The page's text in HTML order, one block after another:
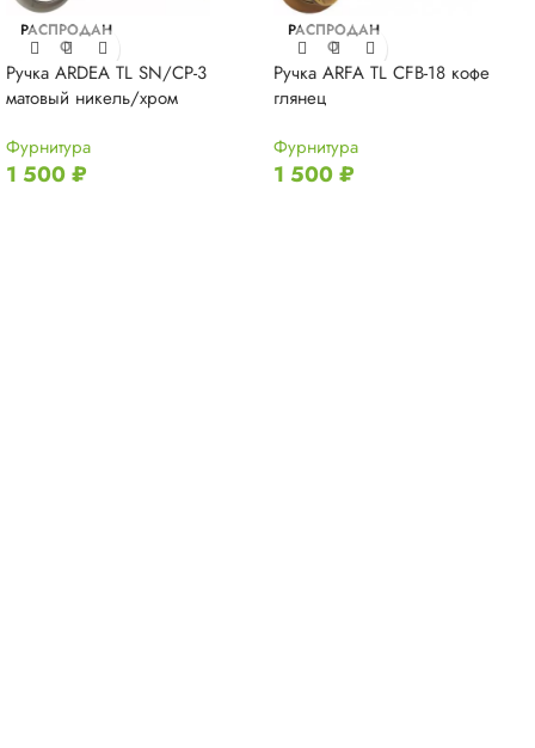
РАСПРОДАН
О
Ручка ARDEA TL SN/CP-3
матовый никель/хром
Фурнитура
1 500₽
РАСПРОДАН
О
Ручка ARFA TL CFB-18 кофе
глянец
Фурнитура
1 500₽